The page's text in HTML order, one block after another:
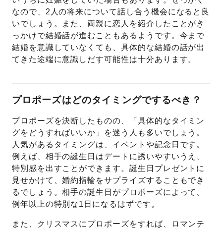
なので、2人の将来について話し合う機会になると良
いでしょう。また、両親に恋人を紹介したことがき
っかけで結婚話が進むこともあるようです。今まで
結婚を意識していなくても、具体的な結婚の話が出
てきた途端に意識しだす可能性は十分あります。
プロポーズはどのタイミングでするべき？
プロポーズを決断したものの、「具体的なタイミン
グをどうすればいいか」を迷う人も多いでしょう。
人気があるタイミングは、イベントや記念日です。
例えば、相手の誕生日はデートに誘いやすいうえ、
特別感を出すことができます。誕生日プレゼントに
見せかけて、婚約指輪をサプライズすることもでき
るでしょう。相手の誕生日がプロポーズによって、
例年以上の特別な1日になるはずです。
また、クリスマスにプロポーズをすれば、ロマンテ